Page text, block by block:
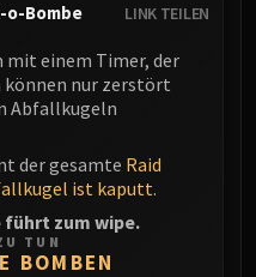
SOUL LINK TEILEN
o-Bombe
mit einem Timer, der
nur zerstört
Abfallkugeln
der gesamte Raid
ist kaputt.
zum wipe.
TUN
BOMBEN